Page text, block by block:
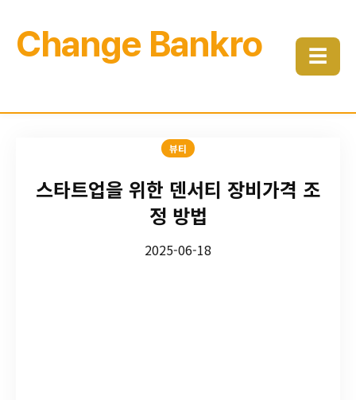
Change Bankro ☰
뷰티
스타트업을 위한 덴서티 장비가격 조
정 방법
2025-06-18